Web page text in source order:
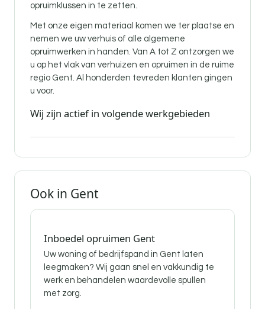
opruimklussen in te zetten.
Met onze eigen materiaal komen we ter plaatse en
nemen we uw verhuis of alle algemene
opruimwerken in handen. Van A tot Z ontzorgen we
u op het vlak van verhuizen en opruimen in de ruime
regio Gent. Al honderden tevreden klanten gingen
u voor.
Wij zijn actief in volgende werkgebieden
Ook in Gent
Inboedel opruimen Gent
Uw woning of bedrijfspand in Gent laten
leegmaken? Wij gaan snel en vakkundig te
werk en behandelen waardevolle spullen
met zorg.